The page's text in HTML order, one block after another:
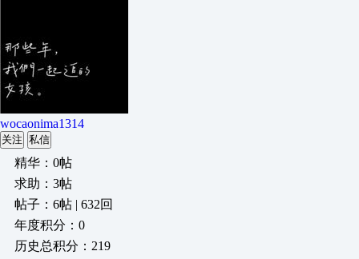
wocaonima1314
关注 私信
精华：0帖
求助：3帖
帖子：6帖 | 632回
年度积分：0
历史总积分：219